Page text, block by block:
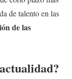
de talento en las
de las